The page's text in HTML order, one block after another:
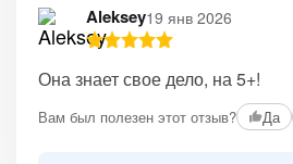
Aleksey19 янв 2026
Она знает свое дело, на 5+!
Вам был полезен этот отзыв? Да